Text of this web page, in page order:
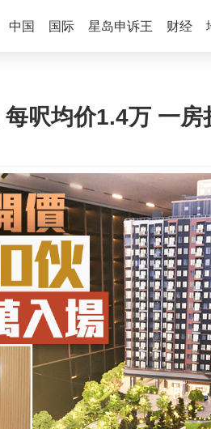
中国 国际 星岛申诉王 财经
呎均价1.4万 一